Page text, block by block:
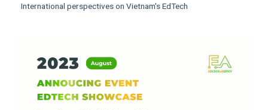
International perspectives on Vietnam's EdTech